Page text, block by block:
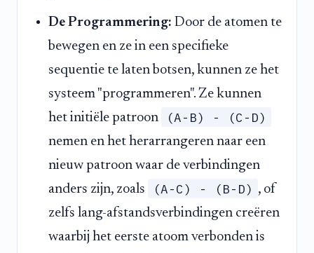
De Programmering: Door de atomen te
bewegen en ze in een specifieke
sequentie te laten botsen, kunnen ze het
systeem "programmeren". Ze kunnen
het initiële patroon
(A-B) - (C-D)
nemen en het herarrangeren naar een
nieuw patroon waar de verbindingen
anders zijn, zoals
(A-C) - (B-D) , of
zelfs lang-afstandsverbindingen creëren
waarbij het eerste atoom verbonden is